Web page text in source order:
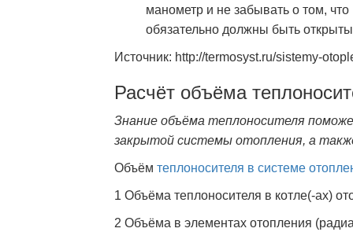
манометр и не забывать о том,
обязательно должны быть
Источник: http://termosyst.ru/sistemy-
Расчёт объёма
Знание объёма теплоносителя
закрытой системы отопления, а
Объём теплоносителя в системе
1 Объёма теплоносителя в котле(-ах)
2 Объёма в элементах отопления